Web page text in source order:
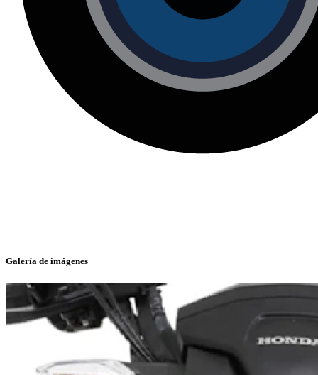
Galería de imágenes